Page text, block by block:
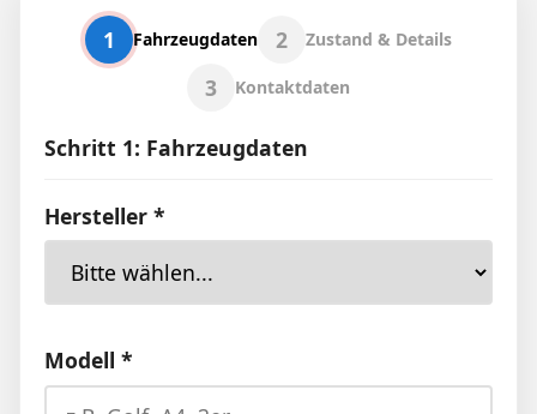
1 Fahrzeugdaten 2 Zustand & Details
3 Kontaktdaten
Schritt 1: Fahrzeugdaten
Hersteller *
Modell *